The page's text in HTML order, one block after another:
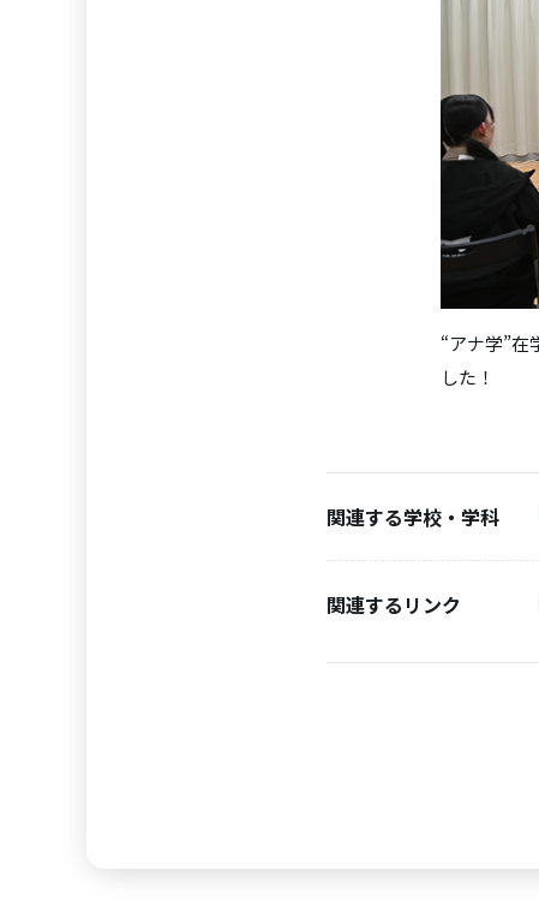
“アナ学”在
した！
関連する学校・学科
関連するリンク